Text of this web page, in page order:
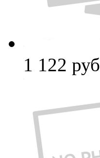
1 122 руб